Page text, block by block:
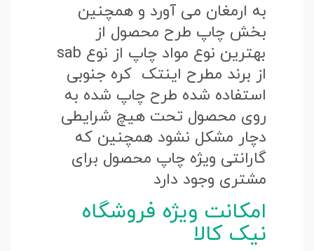
به ارمغان می آورد و همچنین
بخش چاپ طرح محصول از
بهترین نوع مواد چاپ از نوع sab
از برند مطرح اینتک کره جنوبی
استفاده شده طرح چاپ شده به
روی محصول تحت هیچ شرایطی
دچار مشکل نشود همچنین که
گارانتی ویژه چاپ محصول برای
مشتری وجود دارد
امکانت ویژه فروشگاه
نیک کالا